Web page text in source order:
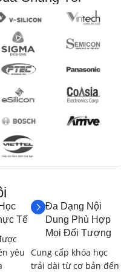
Ứng Dụng Di Động và
Cơ Bản
Động cho Các Dịch Vụ
và Triển Khai
&
Tế
yêu
Đa Dạng Nội
Dung Phù Hợp
Mọi Đối Tượng
Cung cấp khóa học
trải dài từ cơ bản đến